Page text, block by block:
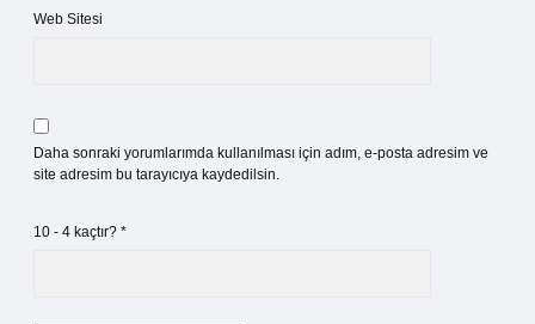
Web Sitesi
Daha sonraki yorumlarımda kullanılması için adım, e-posta adresim ve
site adresim bu tarayıcıya kaydedilsin.
10 - 4 kaçtır? *